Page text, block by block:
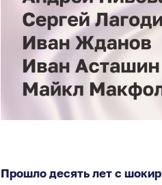
Прошло десять лет с